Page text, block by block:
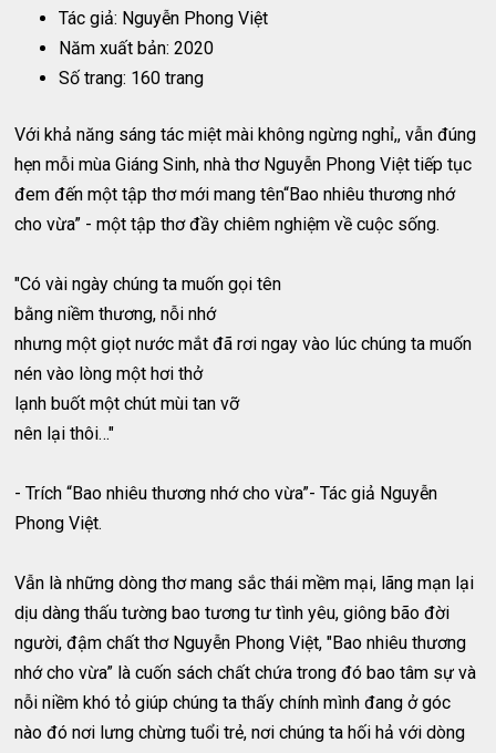
Tác giả: Nguyễn Phong Việt
Năm xuất bản: 2020
Số trang: 160 trang
Với khả năng sáng tác miệt mài không ngừng nghỉ,, vẫn đúng
hẹn mỗi mùa Giáng Sinh, nhà thơ Nguyễn Phong Việt tiếp tục
đem đến một tập thơ mới mang tên“Bao nhiêu thương nhớ
cho vừa” - một tập thơ đầy chiêm nghiệm về cuộc sống.
"Có vài ngày chúng ta muốn gọi tên
bằng niềm thương, nỗi nhớ
nhưng một giọt nước mắt đã rơi ngay vào lúc chúng ta muốn
nén vào lòng một hơi thở
lạnh buốt một chút mùi tan vỡ
nên lại thôi…"
- Trích “Bao nhiêu thương nhớ cho vừa”- Tác giả Nguyễn
Phong Việt.
Vẫn là những dòng thơ mang sắc thái mềm mại, lãng mạn lại
dịu dàng thấu tường bao tương tư tình yêu, giông bão đời
người, đậm chất thơ Nguyễn Phong Việt, "Bao nhiêu thương
nhớ cho vừa” là cuốn sách chất chứa trong đó bao tâm sự và
nỗi niềm khó tỏ giúp chúng ta thấy chính mình đang ở góc
nào đó nơi lưng chừng tuổi trẻ, nơi chúng ta hối hả với dòng